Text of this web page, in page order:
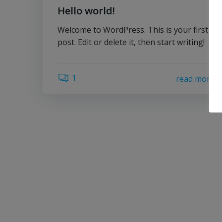
Hello world!
Welcome to WordPress. This is your first
post. Edit or delete it, then start writing!
1 read more